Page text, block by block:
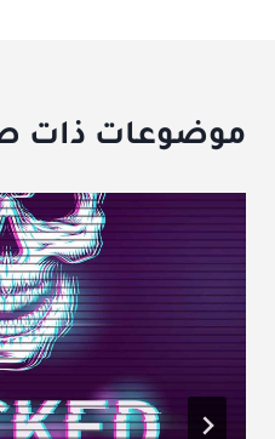
موضوعات ذات